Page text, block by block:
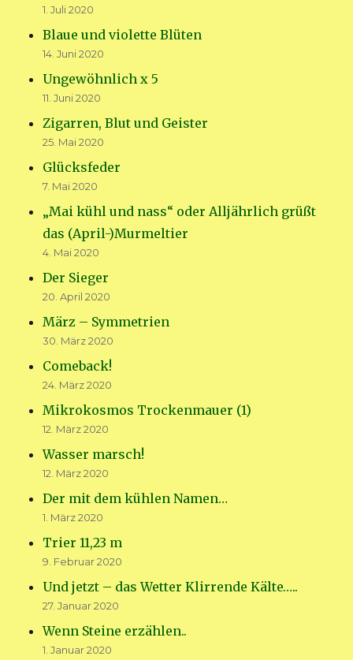
1. Juli 2020
Blaue und violette Blüten
14. Juni 2020
Ungewöhnlich x 5
11. Juni 2020
Zigarren, Blut und Geister
25. Mai 2020
Glücksfeder
7. Mai 2020
„Mai kühl und nass“ oder Alljährlich grüßt
das (April-)Murmeltier
4. Mai 2020
Der Sieger
20. April 2020
März – Symmetrien
30. März 2020
Comeback!
24. März 2020
Mikrokosmos Trockenmauer (1)
12. März 2020
Wasser marsch!
12. März 2020
Der mit dem kühlen Namen…
1. März 2020
Trier 11,23 m
9. Februar 2020
Und jetzt – das Wetter Klirrende Kälte…..
27. Januar 2020
Wenn Steine erzählen..
1. Januar 2020